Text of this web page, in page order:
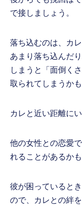
で接しましょう。
落ち込むのは、カ
あまり落ち込んだ
しまうと「面倒く
取られてしまうか
カレと近い距離に
他の女性との恋愛
れることがあるか
彼が困っていると
ので、カレとの絆